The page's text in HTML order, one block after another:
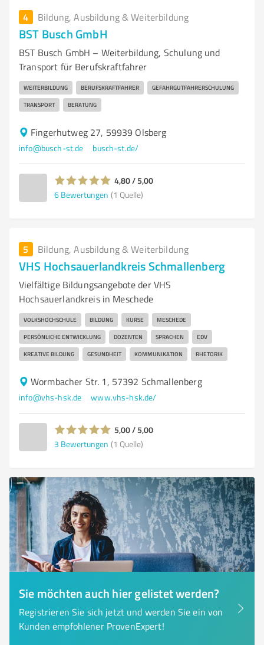
4 Bildung, Ausbildung & Weiterbildung
BST Busch GmbH
BST Busch GmbH – Weiterbildung, Schulung und
Transport für Berufskraftfahrer
WEITERBILDUNG BERUFSKRAFTFAHRER GEFAHRGUTFAHRERSCHULUNG
TRANSPORT BERATUNG
Fingerhutweg 27, 59939 Olsberg
info@busch-st.de busch-st.de/
4,80 / 5,00
6 Bewertungen (1 Quelle)
5 Bildung, Ausbildung & Weiterbildung
VHS Hochsauerlandkreis Schmallenberg
Vielfältige Bildungsangebote der VHS
Hochsauerlandkreis in Meschede
VOLKSHOCHSCHULE BILDUNG KURSE MESCHEDE
PERSÖNLICHE ENTWICKLUNG DOZENTEN SPRACHEN EDV
KREATIVE BILDUNG GESUNDHEIT KOMMUNIKATION RHETORIK
Wormbacher Str. 1, 57392 Schmallenberg
info@vhs-hsk.de www.vhs-hsk.de/
5,00 / 5,00
3 Bewertungen (1 Quelle)
Sie möchten auch hier gelistet werden?
Registrieren Sie sich jetzt und werden Sie ein von
Kunden empfohlener ProvenExpert!